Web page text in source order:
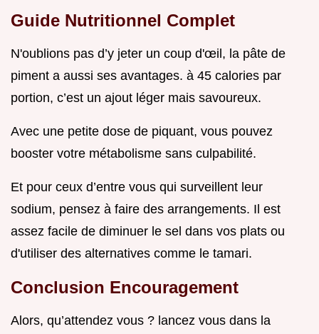
Guide Nutritionnel Complet
N'oublions pas d’y jeter un coup d'œil, la pâte de
piment a aussi ses avantages. à 45 calories par
portion, c’est un ajout léger mais savoureux.
Avec une petite dose de piquant, vous pouvez
booster votre métabolisme sans culpabilité.
Et pour ceux d’entre vous qui surveillent leur
sodium, pensez à faire des arrangements. Il est
assez facile de diminuer le sel dans vos plats ou
d'utiliser des alternatives comme le tamari.
Conclusion Encouragement
Alors, qu’attendez vous ? lancez vous dans la